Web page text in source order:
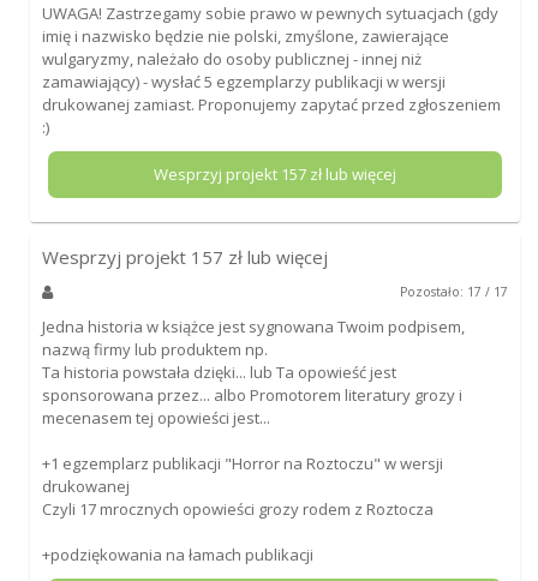
UWAGA! Zastrzegamy sobie prawo w pewnych sytuacjach (gdy
imię i nazwisko będzie nie polski, zmyślone, zawierające
wulgaryzmy, należało do osoby publicznej - innej niż
zamawiający) - wysłać 5 egzemplarzy publikacji w wersji
drukowanej zamiast. Proponujemy zapytać przed zgłoszeniem
:)
Wesprzyj projekt 157zł lub więcej
Wesprzyj projekt 157 zł lub więcej
Pozostało: 17 / 17
Jedna historia w książce jest sygnowana Twoim podpisem,
nazwą firmy lub produktem np.
Ta historia powstała dzięki... lub Ta opowieść jest
sponsorowana przez... albo Promotorem literatury grozy i
mecenasem tej opowieści jest...
+1 egzemplarz publikacji "Horror na Roztoczu" w wersji
drukowanej
Czyli 17 mrocznych opowieści grozy rodem z Roztocza
+podziękowania na łamach publikacji